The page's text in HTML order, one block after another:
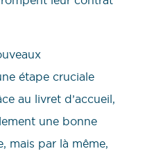
étape cruciale
au livret d’accueil,
une bonne
mais par là même,